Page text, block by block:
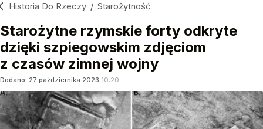
Historia Do Rzeczy / Starożytność
Starożytne rzymskie forty odkryte
dzięki szpiegowskim zdjęciom
z czasów zimnej wojny
Dodano: 27 października 2023 10:20